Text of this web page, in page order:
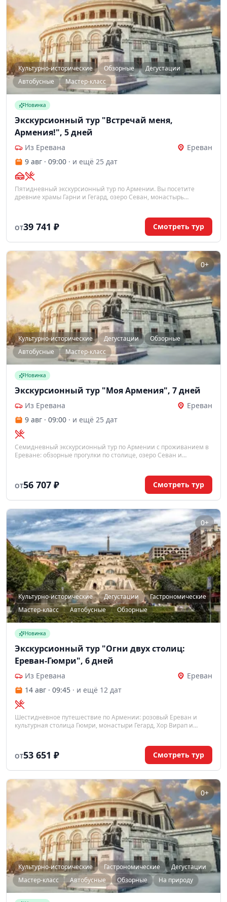
Культурно-исторические Обзорные
Дегустации
Автобусные
Мастер-класс
Новинка
Экскурсионный тур "Встречай меня,
Армения!", 5 дней
Из Еревана
Ереван
9 авг · 09:00 · и ещё 25 дат
Пятидневный экскурсионный тур по Армении. Вы посетите
древние храмы Гарни и Гегард, озеро Севан, монастырь
ОТ39 741 ₽ Смотреть тур
0+
Культурно-исторические Дегустации
Обзорные
Автобусные
Мастер-класс
Новинка
Экскурсионный тур "Моя Армения", 7 дней
Из Еревана
Ереван
9 авг · 09:00 · и ещё 25 дат
Семидневный экскурсионный тур по Армении с проживанием в
Ереване: обзорные прогулки по столице, озеро Севан и
ОТ56 707 ₽ Смотреть тур
0+
Культурно-исторические Дегустации
Гастрономические
Мастер-класс
Автобусные Обзорные
Новинка
Экскурсионный тур "Огни двух столиц:
Ереван-Гюмри", 6 дней
Из Еревана
Ереван
14 авг · 09:45 · и ещё 12 дат
Шестидневное путешествие по Армении: розовый Ереван и
культурная столица Гюмри, монастыри Гегард, Хор Вирап и
ОТ53 651 ₽ Смотреть тур
0+
Культурно-исторические Гастрономические
Дегустации
Мастер-класс
Автобусные Обзорные На природу